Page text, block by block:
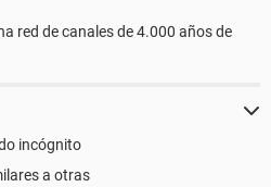
red de canales de 4.000 años de
incógnito
a otras